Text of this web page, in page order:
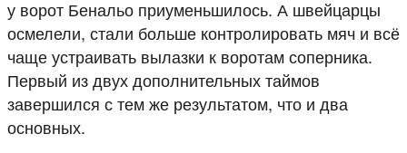
у ворот Бенальо приуменьшилось. А швейцарцы
осмелели, стали больше контролировать мяч и всё
чаще устраивать вылазки к воротам соперника.
Первый из двух дополнительных таймов
завершился с тем же результатом, что и два
основных.